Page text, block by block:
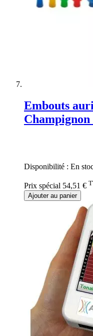
Embouts
Disponibilité : En
Prix spécial 54,51 €
Ajouter au panier